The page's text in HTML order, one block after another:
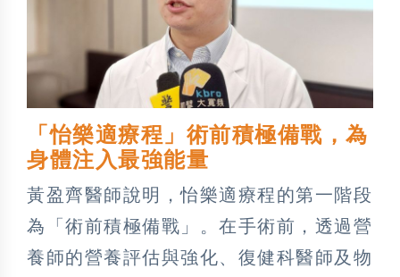
「怡樂適療程」術前積極備戰，為
身體注入最強能量
黃盈齊醫師說明，怡樂適療程的第一階段
為「術前積極備戰」。在手術前，透過營
養師的營養評估與強化、復健科醫師及物